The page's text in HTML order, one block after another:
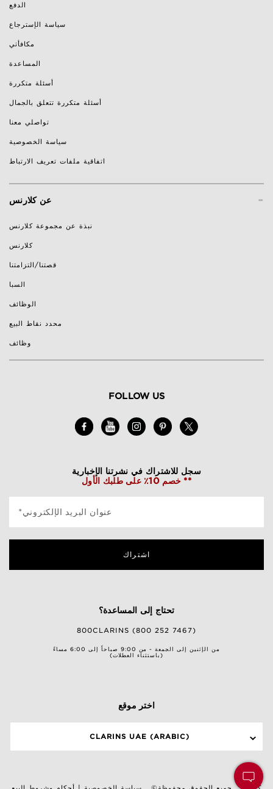
الدفع
سياسة الإسترجاع
مكافأتي
المساعدة
أسئلة متكررة
أسئلة متكررة تتعلق بالجمال
تواصلي معنا
سياسة الخصوصية
اتفاقية ملفات تعريف الارتباط
- عن كلارنس
نبذة عن مجموعة كلارنس
كلارنس
قصتنا/التزامتنا
السبا
الوظائف
محدد نقاط البيع
وظائف
FOLLOW US
سجل للاشتراك في نشرتنا الإخبارية
خصم 10٪ على طلبك الأول **
*عنوان البريد الإلكتروني
اشتراك
تحتاج إلى المساعدة؟
800CLARINS (800 252 7467)
من الإثنين إلى الجمعة - من 9:00 صباحاً إلى 6:00 مساءً
(باستثناء العطلات)
اختر موقع
CLARINS UAE (ARABIC)